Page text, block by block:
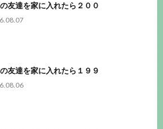
友達を家に入れたら２００
友達を家に入れたら１９９